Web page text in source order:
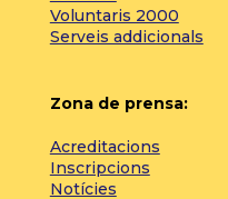
Voluntaris 2000
Serveis addicionals
Zona de prensa:
Acreditacions
Inscripcions
Notícies